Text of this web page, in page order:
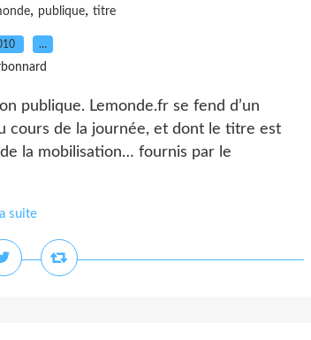
, publique, titre
…
publique. Lemonde.fr se fend d’un
cours de la journée, et dont le titre est
la mobilisation… fournis par le
suite